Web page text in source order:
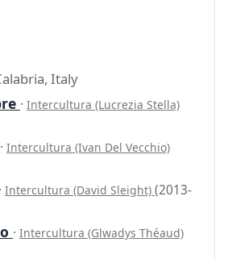
Italy
· Intercultura (Lucrezia Stella)
· Intercultura (Ivan Del Vecchio)
· Intercultura (David Sleight) (2013-
· Intercultura (Glwadys Théaud)